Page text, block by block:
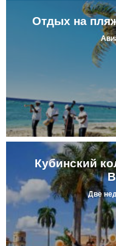
Отдых на
Кубинский
Две